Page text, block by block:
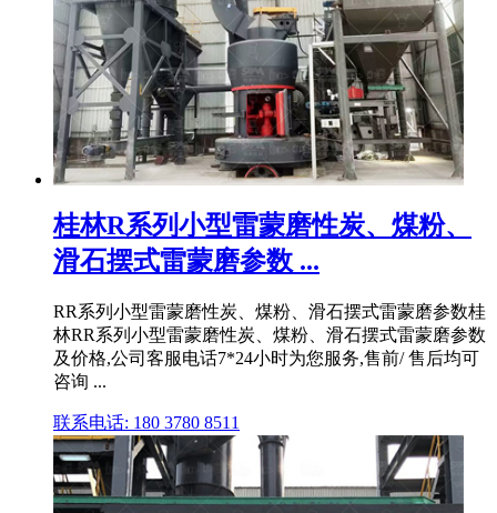
桂林R系列小型雷蒙磨性炭、煤粉、
滑石摆式雷蒙磨参数 ...
RR系列小型雷蒙磨性炭、煤粉、滑石摆式雷蒙磨参数桂
林RR系列小型雷蒙磨性炭、煤粉、滑石摆式雷蒙磨参数
及价格,公司客服电话7*24小时为您服务,售前/ 售后均可
咨询 ...
联系电话: 180 3780 8511